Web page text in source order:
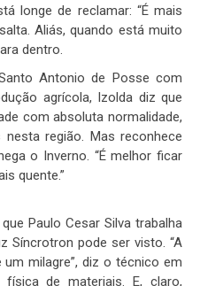
longe de reclamar: “É mais
Aliás, quando está muito
dentro.
Antonio de Posse com
agrícola, Izolda diz que
com absoluta normalidade,
região. Mas reconhece
o Inverno. “É melhor ficar
quente.”
Paulo Cesar Silva trabalha
Síncrotron pode ser visto. “A
milagre”, diz o técnico em
física de materiais. E, claro,